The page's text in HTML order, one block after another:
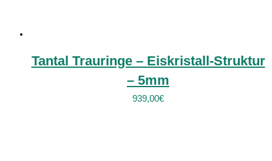
Tantal Trauringe – Eiskristall-Struktur
– 5mm
939,00€